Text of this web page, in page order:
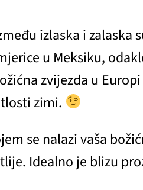
izlaska i zalaska
u Meksiku,
zvijezda u
zimi.
se nalazi vaša
Idealno je blizu